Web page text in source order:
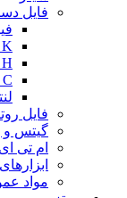
فایل
K فایل
H فایل
C فایل
فایل
گیتس و
ام تی ای MTA
مواد